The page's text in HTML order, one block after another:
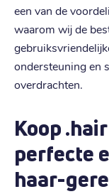
een van de
waarom wij de
ondersteuning en
overdrachten.
Koop
perfecte
haar-